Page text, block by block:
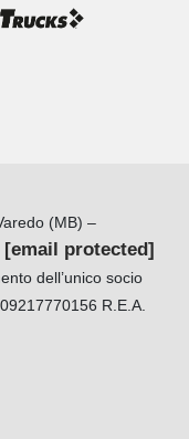
(MB) –
[email protected]
dell’unico socio
R.E.A.